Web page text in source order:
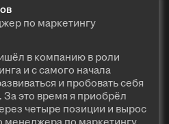
по маркетингу
в компанию в роли
и с самого начала
и пробовать себя
это время я приобрёл
четыре позиции и вырос